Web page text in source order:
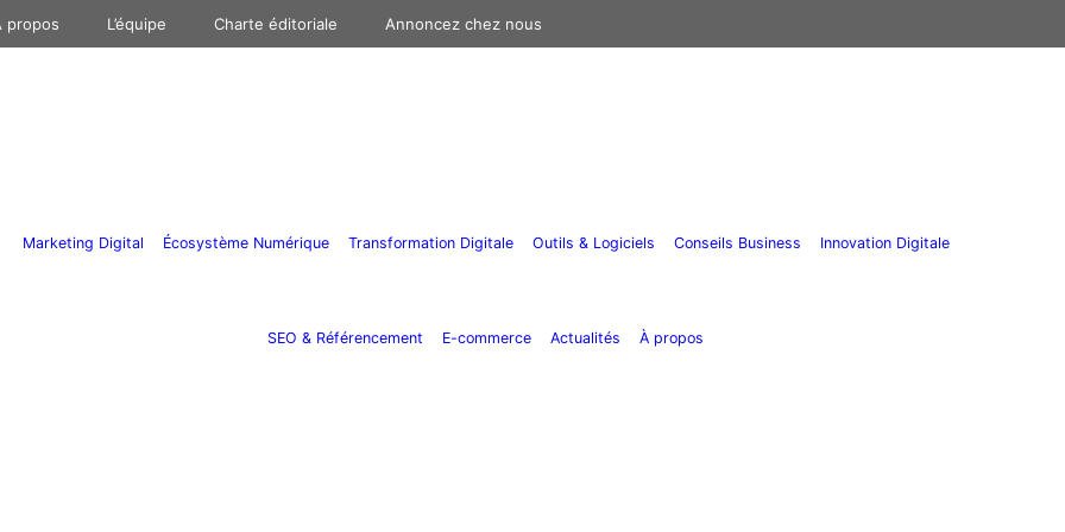
propos L’équipe Charte éditoriale Annoncez chez nous
Marketing Digital Écosystème Numérique Transformation Digitale Outils & Logiciels Conseils Business Innovation Digitale
SEO & Référencement E-commerce Actualités À propos